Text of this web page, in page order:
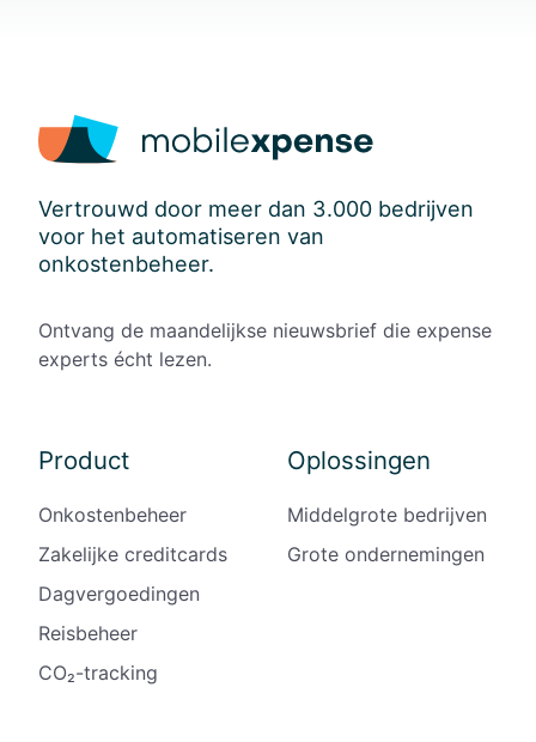
Vertrouwd door meer dan 3.000 bedrijven
voor het automatiseren van
onkostenbeheer.
Ontvang de maandelijkse nieuwsbrief die expense
experts écht lezen.
Product
Onkostenbeheer
Zakelijke creditcards
Dagvergoedingen
Reisbeheer
CO₂-tracking
Oplossingen
Middelgrote bedrijven
Grote ondernemingen